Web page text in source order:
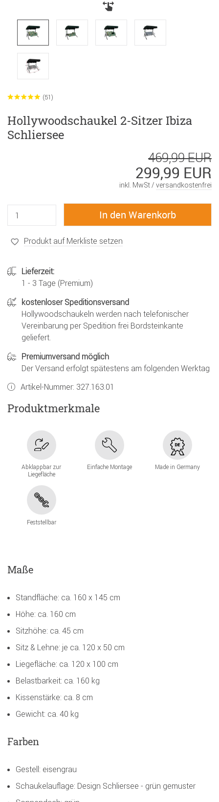
(51)
Hollywoodschaukel 2-Sitzer Ibiza
Schliersee
469,99 EUR
299,99 EUR
inkl. MwSt / versandkostenfrei
Produkt auf Merkliste setzen
Lieferzeit:
1 - 3 Tage (Premium)
kostenloser Speditionsversand
Hollywoodschaukeln werden nach telefonischer
Vereinbarung per Spedition frei Bordsteinkante
geliefert.
Premiumversand möglich
Der Versand erfolgt spätestens am folgenden Werktag
Artikel-Nummer: 327.163.01
Produktmerkmale
Abklappbar zur
Liegefläche
Einfache Montage Made in Germany
Feststellbar
Maße
Standfläche: ca. 160 x 145 cm
Höhe: ca. 160 cm
Sitzhöhe: ca. 45 cm
Sitz & Lehne: je ca. 120 x 50 cm
Liegefläche: ca. 120 x 100 cm
Belastbarkeit: ca. 160 kg
Kissenstärke: ca. 8 cm
Gewicht: ca. 40 kg
Farben
Gestell: eisengrau
Schaukelauflage: Design Schliersee - grün gemuster